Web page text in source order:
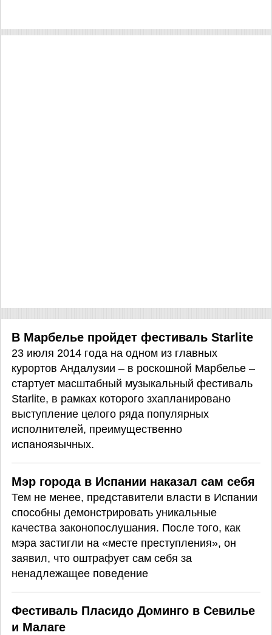
В Марбелье пройдет фестиваль Starlite
23 июля 2014 года на одном из главных
курортов Андалузии – в роскошной Марбелье –
стартует масштабный музыкальный фестиваль
Starlite, в рамках которого зхапланировано
выступление целого ряда популярных
исполнителей, преимущественно
испаноязычных.
Мэр города в Испании наказал сам себя
Тем не менее, представители власти в Испании
способны демонстрировать уникальные
качества законопослушания. После того, как
мэра застигли на «месте преступления», он
заявил, что оштрафует сам себя за
ненадлежащее поведение
Фестиваль Пласидо Доминго в Севилье
и Малаге